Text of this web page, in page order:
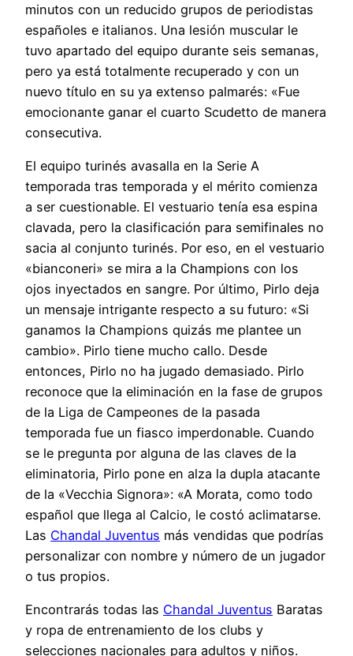
minutos con un reducido grupos de periodistas
españoles e italianos. Una lesión muscular le
tuvo apartado del equipo durante seis semanas,
pero ya está totalmente recuperado y con un
nuevo título en su ya extenso palmarés: «Fue
emocionante ganar el cuarto Scudetto de manera
consecutiva.
El equipo turinés avasalla en la Serie A
temporada tras temporada y el mérito comienza
a ser cuestionable. El vestuario tenía esa espina
clavada, pero la clasificación para semifinales no
sacia al conjunto turinés. Por eso, en el vestuario
«bianconeri» se mira a la Champions con los
ojos inyectados en sangre. Por último, Pirlo deja
un mensaje intrigante respecto a su futuro: «Si
ganamos la Champions quizás me plantee un
cambio». Pirlo tiene mucho callo. Desde
entonces, Pirlo no ha jugado demasiado. Pirlo
reconoce que la eliminación en la fase de grupos
de la Liga de Campeones de la pasada
temporada fue un fiasco imperdonable. Cuando
se le pregunta por alguna de las claves de la
eliminatoria, Pirlo pone en alza la dupla atacante
de la «Vecchia Signora»: «A Morata, como todo
español que llega al Calcio, le costó aclimatarse.
Las Chandal Juventus más vendidas que podrías
personalizar con nombre y número de un jugador
o tus propios.
Encontrarás todas las Chandal Juventus Baratas
y ropa de entrenamiento de los clubs y
selecciones nacionales para adultos y niños.